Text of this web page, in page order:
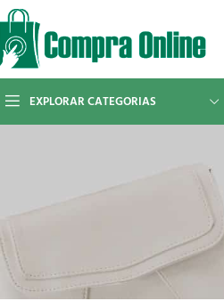
EXPLORAR CATEGORIAS
de correo electrónico*